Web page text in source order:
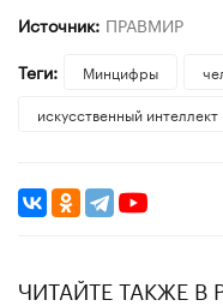
Источник: ПРАВМИР
Теги:
Минцифры
искусственный интеллект
ЧИТАЙТЕ ТАКЖЕ В